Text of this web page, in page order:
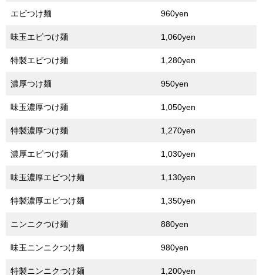
エビつけ麺 960yen
味玉エビつけ麺 1,060yen
特製エビつけ麺 1,280yen
濃厚つけ麺 950yen
味玉濃厚つけ麺 1,050yen
特製濃厚つけ麺 1,270yen
濃厚エビつけ麺 1,030yen
味玉濃厚エビつけ麺 1,130yen
特製濃厚エビつけ麺 1,350yen
ニンニクつけ麺 880yen
味玉ニンニクつけ麺 980yen
特製ニンニクつけ麺 1,200yen